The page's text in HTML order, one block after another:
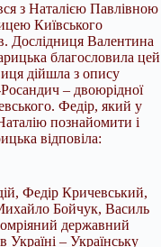
з Наталією Павлівною
Київського
Дослідниця Валентина
благословила цей
дійшла з опису
– двоюрідної
Федір, який у
познайомити і
відповіла:
Федір Кричевський,
Бойчук, Василь
омріяний державний
– Українську